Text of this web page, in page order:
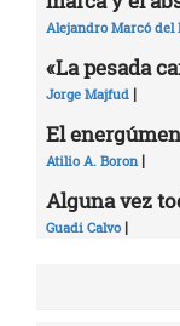
Alejandro Marcó del
«La pesada
Jorge Majfud |
El
Atilio A. Boron |
Alguna vez
Guadi Calvo |